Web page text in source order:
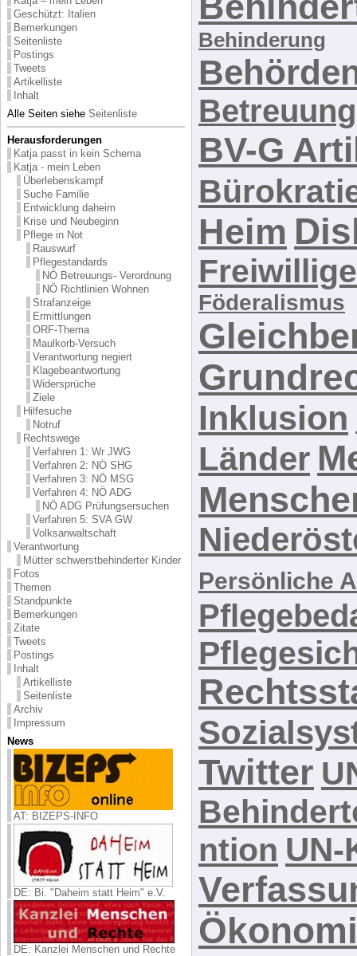
Geschützt: Italien
Bemerkungen
Seitenliste
Postings
Tweets
Artikelliste
Inhalt
Alle Seiten siehe Seitenliste
Herausforderungen
Katja passt in kein Schema
Katja - mein Leben
Überlebenskampf
Suche Familie
Entwicklung daheim
Krise und Neubeginn
Pflege in Not
Rauswurf
Pflegestandards
NÖ Betreuungs- Verordnung
NÖ Richtlinien Wohnen
Strafanzeige
Ermittlungen
ORF-Thema
Maulkorb-Versuch
Verantwortung negiert
Klagebeantwortung
Widersprüche
Ziele
Hilfesuche
Notruf
Rechtswege
Verfahren 1: Wr JWG
Verfahren 2: NÖ SHG
Verfahren 3: NÖ MSG
Verfahren 4: NÖ ADG
NÖ ADG Prüfungsersuchen
Verfahren 5: SVA GW
Volksanwaltschaft
Verantwortung
Mütter schwerstbehinderter Kinder
Fotos
Themen
Standpunkte
Bemerkungen
Zitate
Tweets
Postings
Inhalt
Artikelliste
Seitenliste
Archiv
Impressum
News
AT: BIZEPS-INFO
DE: Bi. "Daheim statt Heim" e.V.
DE: Kanzlei Menschen und Rechte
Behinderung
Betreuung
BV-G
Heim
Föderalismus
Inklusion
Länder
Persönliche
Twitter
ntion